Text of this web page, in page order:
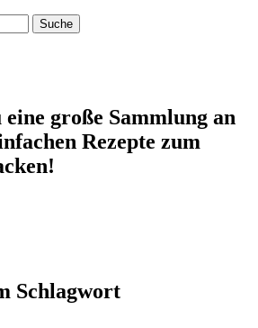
große Sammlung an
Rezepte zum
Schlagwort